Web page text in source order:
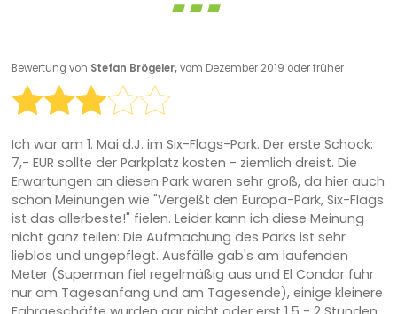
Bewertung von Stefan Brögeler,vom Dezember 2019 oder früher
Ich war am 1. Mai d.J. im Six-Flags-Park. Der erste Schock:
7,- EUR sollte der Parkplatz kosten - ziemlich dreist. Die
Erwartungen an diesen Park waren sehr groß, da hier auch
schon Meinungen wie "Vergeßt den Europa-Park, Six-Flags
ist das allerbeste!" fielen. Leider kann ich diese Meinung
nicht ganz teilen: Die Aufmachung des Parks ist sehr
lieblos und ungepflegt. Ausfälle gab's am laufenden
Meter (Superman fiel regelmäßig aus und El Condor fuhr
nur am Tagesanfang und am Tagesende), einige kleinere